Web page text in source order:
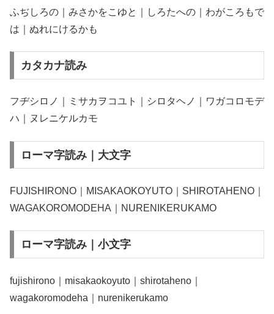
ふぢしろの｜みさかをこゆと｜しろたへの｜わがころもで
は｜ぬれにけるかも
カタカナ読み
フヂシロノ｜ミサカヲコユト｜シロタヘノ｜ワガコロモデ
ハ｜ヌレニケルカモ
ローマ字読み｜大文字
FUJISHIRONO｜MISAKAOKOYUTO｜SHIROTAHENO｜
WAGAKOROMODEHA｜NURENIKERUKAMO
ローマ字読み｜小文字
fujishirono｜misakaokoyuto｜shirotaheno｜
wagakoromodeha｜nurenikerukamo